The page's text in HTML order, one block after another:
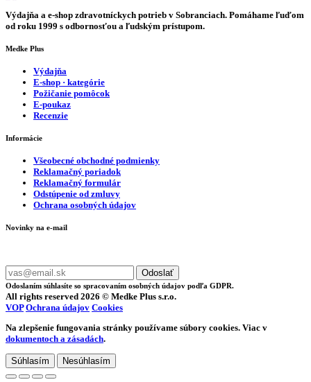
Výdajňa a e-shop zdravotníckych potrieb v Sobranciach. Pomáhame ľuďom
od roku 1999 s odbornosťou a ľudským prístupom.
Medke Plus
Výdajňa
E-shop · kategórie
Požičanie pomôcok
E-poukaz
Recenzie
Informácie
Všeobecné obchodné podmienky
Reklamačný poriadok
Reklamačný formulár
Odstúpenie od zmluvy
Ochrana osobných údajov
Novinky na e-mail
Odoslať
Odoslaním súhlasíte so spracovaním osobných údajov podľa GDPR.
All rights reserved 2026 © Medke Plus s.r.o.
VOP Ochrana údajov Cookies
Na zlepšenie fungovania stránky používame súbory cookies. Viac v
dokumentoch a zásadách.
Súhlasím Nesúhlasím